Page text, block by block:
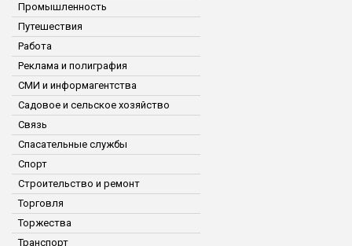
Промышленность
Путешествия
Работа
Реклама и полиграфия
СМИ и информагентства
Садовое и сельское хозяйство
Связь
Спасательные службы
Спорт
Строительство и ремонт
Торговля
Торжества
Транспорт